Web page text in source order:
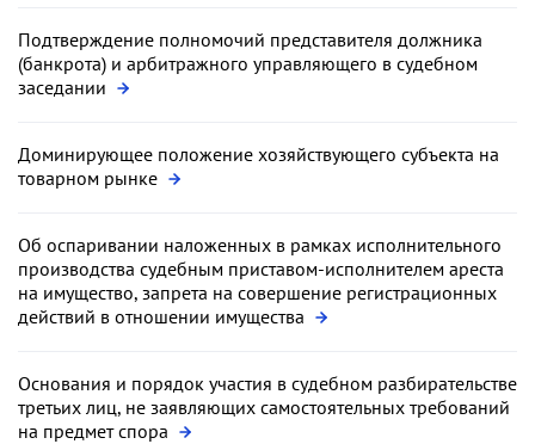
Подтверждение полномочий представителя должника
(банкрота) и арбитражного управляющего в судебном
заседании
Доминирующее положение хозяйствующего субъекта на
товарном рынке
Об оспаривании наложенных в рамках исполнительного
производства судебным приставом-исполнителем ареста
на имущество, запрета на совершение регистрационных
действий в отношении имущества
Основания и порядок участия в судебном разбирательстве
третьих лиц, не заявляющих самостоятельных требований
на предмет спора